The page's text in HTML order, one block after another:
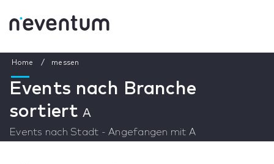
Home messen
Events nach Branche
sortiertA
Events nach Stadt - Angefangen mit A